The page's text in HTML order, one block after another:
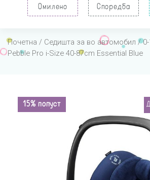
Омилено Споредба
Почетна / Седишта за во автомобил /
Pebble Pro i-Size 40-87cm Essential Blue
15% попуст